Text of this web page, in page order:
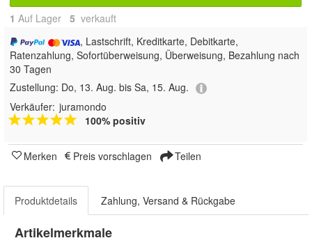
1 Auf Lager 5 verkauft
, Lastschrift, Kreditkarte, Debitkarte,
Ratenzahlung, Sofortüberweisung, Überweisung, Bezahlung nach
30 Tagen
Zustellung: Do, 13. Aug. bis Sa, 15. Aug.
Verkäufer: juramondo
100% positiv
Merken Preis vorschlagen Teilen
Produktdetails Zahlung, Versand & Rückgabe
Artikelmerkmale